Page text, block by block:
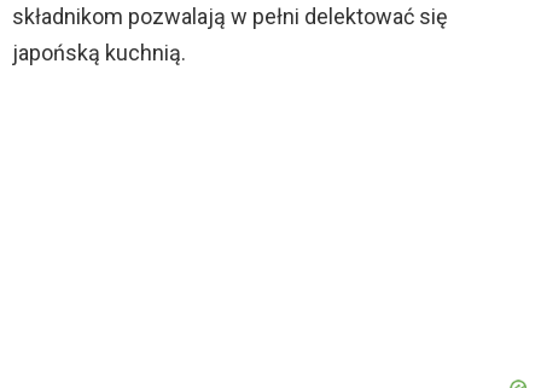
składnikom pozwalają w pełni delektować się
japońską kuchnią.